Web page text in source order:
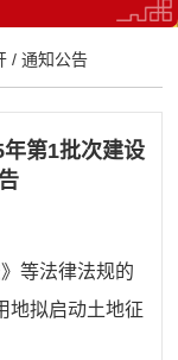
/通知公告
第1批次建设
等法律法规的
地拟启动土地征